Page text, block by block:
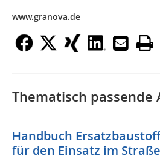
www.granova.de
Thematisch passende
Handbuch
für den Einsatz im